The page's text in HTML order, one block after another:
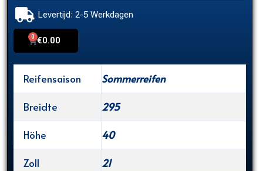
Levertijd: 2-5 Werkdagen
€0.00
0
Cart
Reifensaison
Sommerreifen
Breidte
295
Höhe
40
Zoll
21